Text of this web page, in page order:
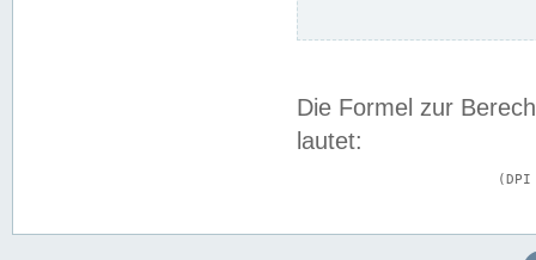
Die Formel zur
lautet: